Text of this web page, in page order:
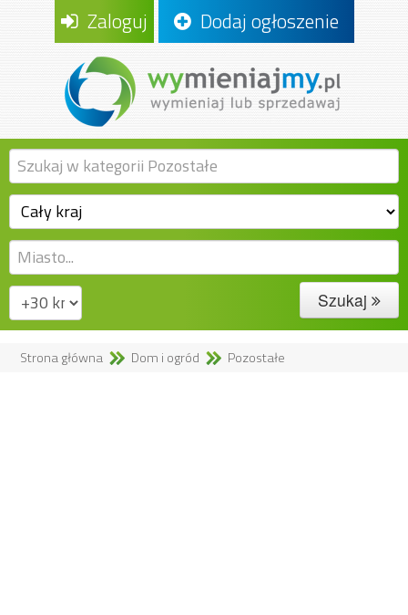
Zaloguj Dodaj ogłoszenie
Szukaj
Strona główna Dom i ogród Pozostałe